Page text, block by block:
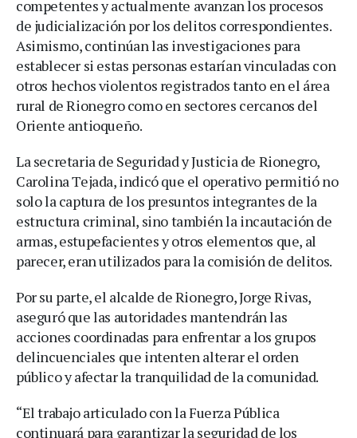
competentes y actualmente avanzan los procesos
de judicialización por los delitos correspondientes.
Asimismo, continúan las investigaciones para
establecer si estas personas estarían vinculadas con
otros hechos violentos registrados tanto en el área
rural de Rionegro como en sectores cercanos del
Oriente antioqueño.
La secretaria de Seguridad y Justicia de Rionegro,
Carolina Tejada, indicó que el operativo permitió no
solo la captura de los presuntos integrantes de la
estructura criminal, sino también la incautación de
armas, estupefacientes y otros elementos que, al
parecer, eran utilizados para la comisión de delitos.
Por su parte, el alcalde de Rionegro, Jorge Rivas,
aseguró que las autoridades mantendrán las
acciones coordinadas para enfrentar a los grupos
delincuenciales que intenten alterar el orden
público y afectar la tranquilidad de la comunidad.
“El trabajo articulado con la Fuerza Pública
continuará para garantizar la seguridad de los